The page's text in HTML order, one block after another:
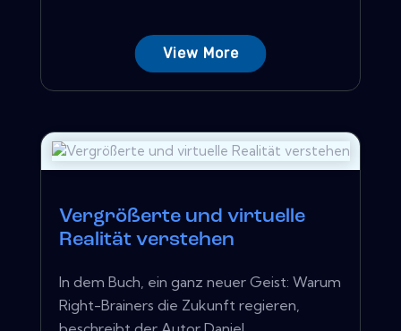
View More
Vergrößerte und virtuelle
Realität verstehen
In dem Buch, ein ganz neuer Geist: Warum
Right-Brainers die Zukunft regieren,